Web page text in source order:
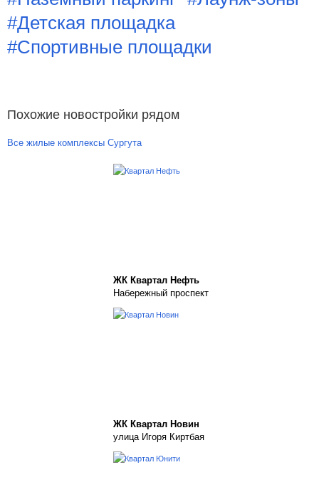
#Детская площадка
#Спортивные площадки
Похожие новостройки рядом
Все жилые комплексы Сургута
ЖК Квартал Нефть
Набережный проспект
ЖК Квартал Новин
улица Игоря Киртбая